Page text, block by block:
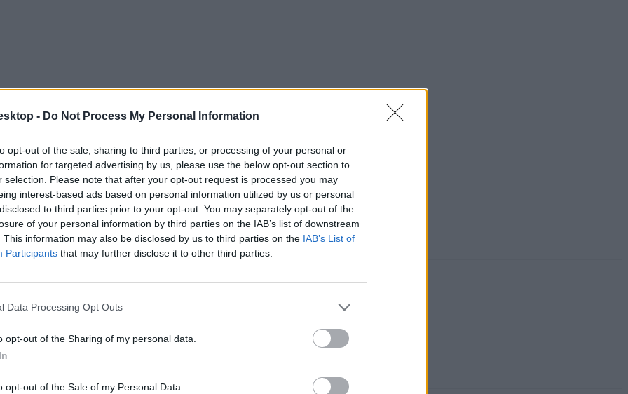
- Do Not Process My Personal Information
opt-out of the sale, sharing to third parties, or processing of your personal or
for targeted advertising by us, please use the below opt-out section to
selection. Please note that after your opt-out request is processed you may
interest-based ads based on personal information utilized by us or personal
to third parties prior to your opt-out. You may separately opt-out of the
of your personal information by third parties on the IAB’s list of downstream
This information may also be disclosed by us to third parties on the IAB’s List of
Participants that may further disclose it to other third parties.
Data Processing Opt Outs
opt-out of the Sharing of my personal data.
opt-out of the Sale of my Personal Data.
brit elitegyetemen
mert elbizonytalanítják őket a pénzügyi...